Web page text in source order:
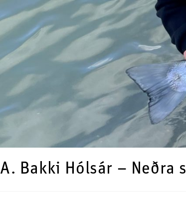
A. Bakki Hólsár – Neðra